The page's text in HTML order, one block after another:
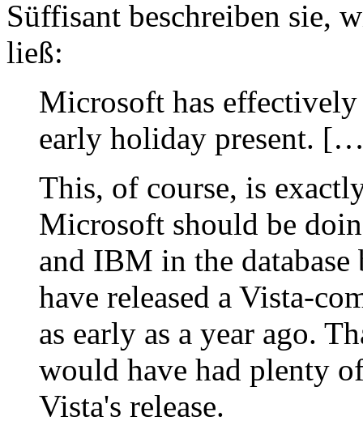
Süffisant beschreiben sie,
ließ:
Microsoft has
early holiday present.
This, of course, is
Microsoft should be
and IBM in the
have released a Vista-
as early as a year ago.
would have had plenty
Vista's release.